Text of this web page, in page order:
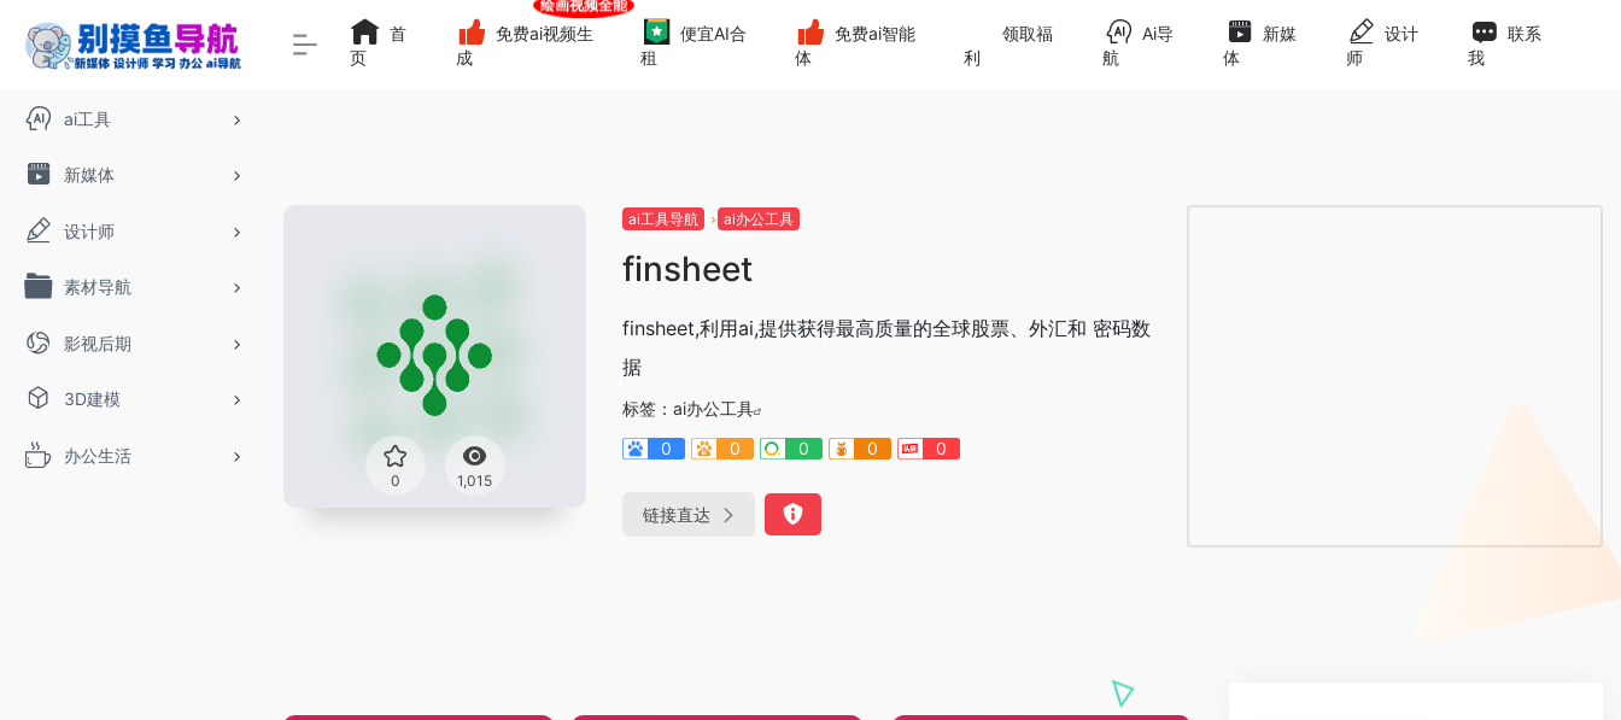
ai工具
新媒体
设计师
素材导航
影视后期
3D建模
办公生活
首
页
免费ai视频生
成
便宜AI合
租
免费ai智能
体
领取福
利
Ai导
航
新媒
体
设计
师
联系
我
0 1,015
ai工具导航 ai办公工具
finsheet
finsheet,利用ai,提供获得最高质量的全球股票、外汇和 密码数
据
标签： ai办公工具
0
0 0 0 0
链接直达